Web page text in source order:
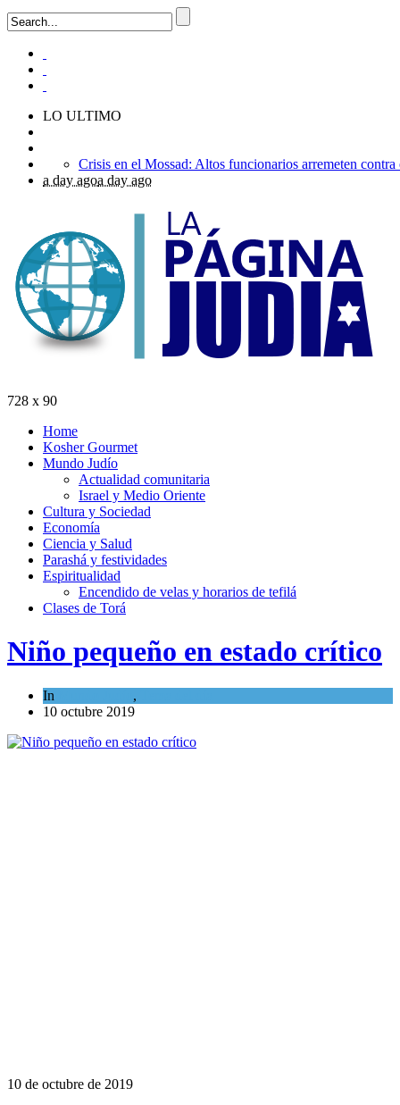
LO ULTIMO
a day agoa day ago
728 x 90
Home
Kosher Gourmet
Mundo Judío
Actualidad comunitaria
Israel y Medio Oriente
Cultura y Sociedad
Economía
Ciencia y Salud
Parashá y festividades
Espiritualidad
Encendido de velas y horarios de tefilá
Clases de Torá
Niño pequeño en estado crítico
In ,
10 octubre 2019
10 de octubre de 2019